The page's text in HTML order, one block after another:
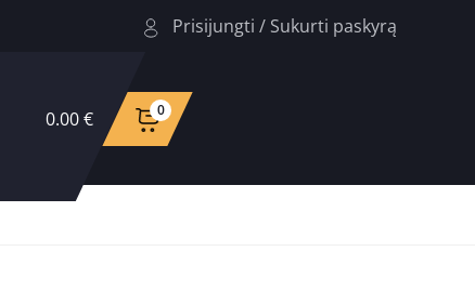
Prisijungti / Sukurti paskyrą
0.00 € 0